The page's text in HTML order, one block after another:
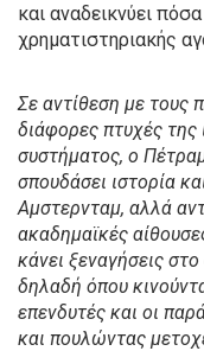
και αναδεικνύει
χρηματιστηριακής
Σε αντίθεση με τους
διάφορες πτυχές της
συστήματος, ο
σπουδάσει ιστορία
Αμστερνταμ, αλλά
ακαδημαϊκές
κάνει ξεναγήσεις
δηλαδή όπου
επενδυτές και οι
και πουλώντας